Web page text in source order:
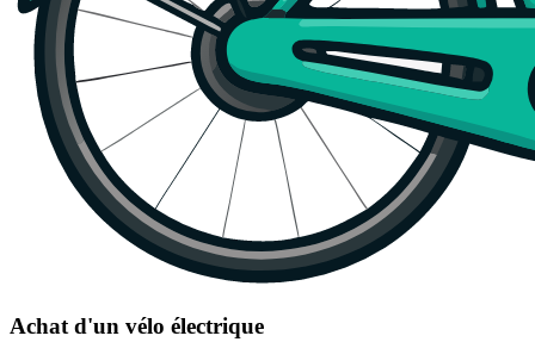
Achat d'un vélo électrique